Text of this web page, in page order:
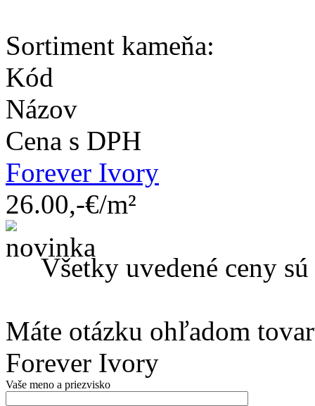
Sortiment kameňa:
Kód
Názov
Cena s DPH
Forever Ivory
26.00,-€/m²
Všetky uvedené ceny sú
Máte otázku ohľadom
Forever Ivory
Vaše meno a priezvisko